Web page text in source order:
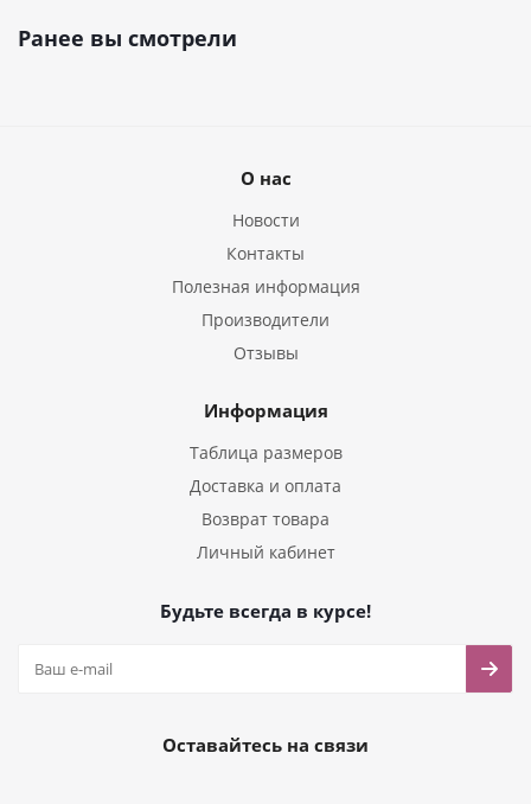
Ранее вы смотрели
О нас
Новости
Контакты
Полезная информация
Производители
Отзывы
Информация
Таблица размеров
Доставка и оплата
Возврат товара
Личный кабинет
Будьте всегда в курсе!
Оставайтесь на связи